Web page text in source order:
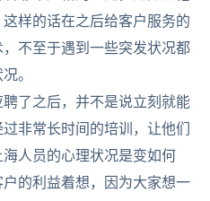
样的话在之后给客户服务的
不至于遇到一些突发状况都
。
了之后，并不是说立刻就能
非常长时间的培训，让他们
人员的心理状况是变如何
的利益着想，因为大家想一